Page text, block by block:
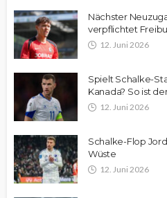
Nächster
verpflichtet
12. Juni 2026
Spielt Schalke-
Kanada? So ist
12. Juni 2026
Schalke-Flop
Wüste
12. Juni 2026